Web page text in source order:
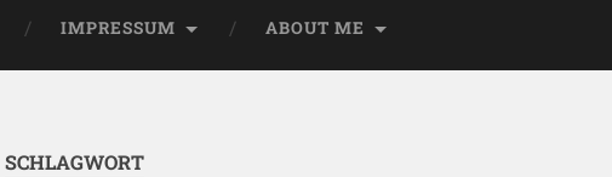
IMPRESSUM ABOUT ME
SCHLAGWORT